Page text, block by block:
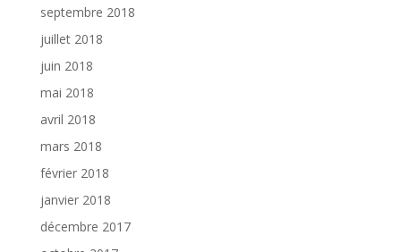
septembre 2018
juillet 2018
juin 2018
mai 2018
avril 2018
mars 2018
février 2018
janvier 2018
décembre 2017